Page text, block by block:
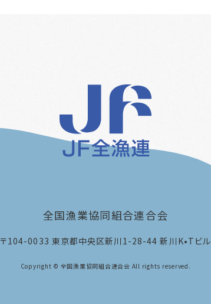
全国漁業協同組合連合会
〒104-0033 東京都中央区新川1-28-44 新川K•Tビル
Copyright © 全国漁業協同組合連合会 All rights reserved.